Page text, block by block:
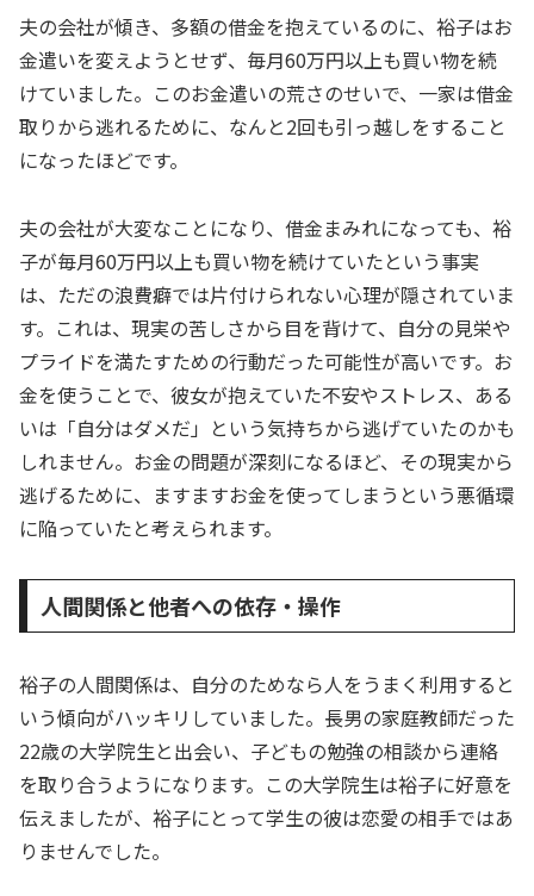
夫の会社が傾き、多額の借金を抱えているのに、裕子はお
金遣いを変えようとせず、毎月60万円以上も買い物を続
けていました。このお金遣いの荒さのせいで、一家は借金
取りから逃れるために、なんと2回も引っ越しをすること
になったほどです。
夫の会社が大変なことになり、借金まみれになっても、裕
子が毎月60万円以上も買い物を続けていたという事実
は、ただの浪費癖では片付けられない心理が隠されていま
す。これは、現実の苦しさから目を背けて、自分の見栄や
プライドを満たすための行動だった可能性が高いです。お
金を使うことで、彼女が抱えていた不安やストレス、ある
いは「自分はダメだ」という気持ちから逃げていたのかも
しれません。お金の問題が深刻になるほど、その現実から
逃げるために、ますますお金を使ってしまうという悪循環
に陥っていたと考えられます。
人間関係と他者への依存・操作
裕子の人間関係は、自分のためなら人をうまく利用すると
いう傾向がハッキリしていました。長男の家庭教師だった
22歳の大学院生と出会い、子どもの勉強の相談から連絡
を取り合うようになります。この大学院生は裕子に好意を
伝えましたが、裕子にとって学生の彼は恋愛の相手ではあ
りませんでした。